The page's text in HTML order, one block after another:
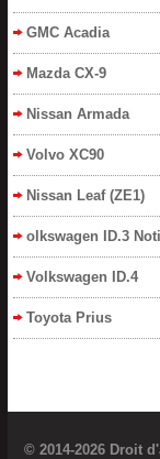
GMC Acadia
Mazda CX-9
Nissan Armada
Volvo XC90
Nissan Leaf (ZE1)
olkswagen ID.3
Volkswagen ID.4
Toyota Prius
© 2014-2026 Droit